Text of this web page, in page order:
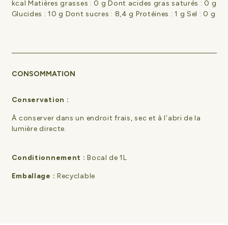
kcal Matières grasses : 0 g Dont acides gras saturés : 0 g
Glucides : 10 g Dont sucres : 8,4 g Protéines : 1 g Sel : 0 g
CONSOMMATION
Conservation :
À conserver dans un endroit frais, sec et à l’abri de la
lumière directe.
Conditionnement :Bocal de 1L
Emballage : Recyclable